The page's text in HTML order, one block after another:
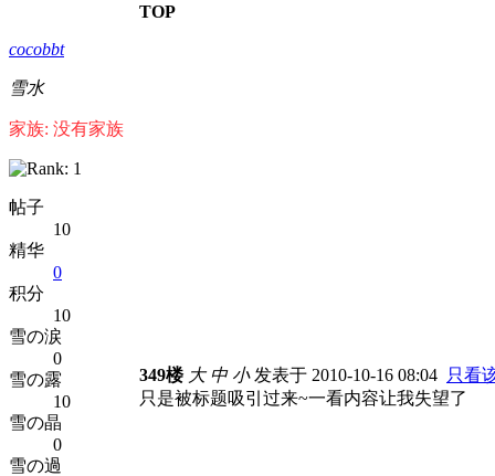
TOP
cocobbt
雪水
家族: 没有家族
帖子
10
精华
0
积分
10
雪の涙
0
雪の露
10
雪の晶
0
雪の過
349楼 大 中 小发表于 2010-10-16 08:04 只看
只是被标题吸引过来~一看内容让我失望了